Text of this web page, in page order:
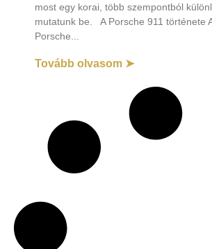
most egy korai, több szempontból
mutatunk be. A Porsche 911 története
Porsche
Tovább olvasom ➤